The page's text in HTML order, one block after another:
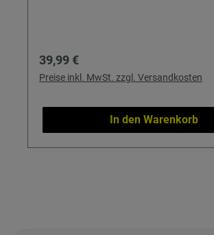
Regulärer Preis:
39,99 €
Preise inkl. MwSt. zzgl. Versandkosten
In den Warenkorb